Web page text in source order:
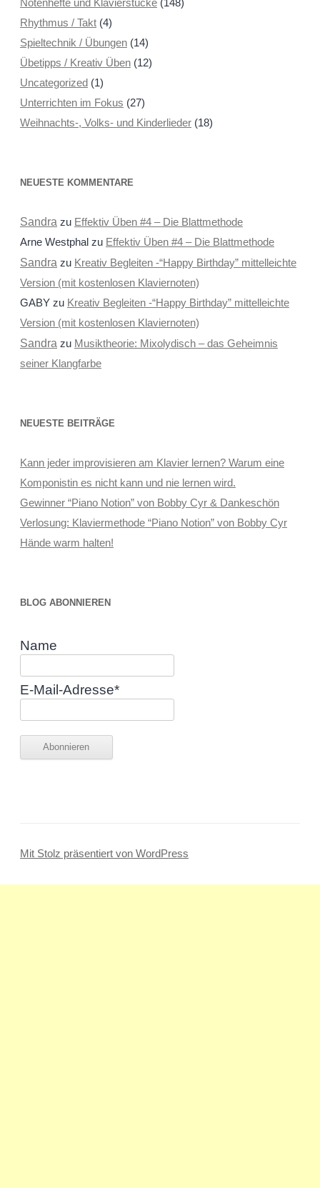
Rhythmus / Takt(4)
Spieltechnik / Übungen(14)
Übetipps / Kreativ Üben(12)
Uncategorized(1)
Unterrichten im Fokus (27)
Weihnachts-, Volks- und Kinderlieder(18)
NEUESTE KOMMENTARE
Sandrazu Effektiv Üben #4 – Die Blattmethode
Arne Westphal zu Effektiv Üben #4 – Die Blattmethode
Sandrazu Kreativ Begleiten -“Happy Birthday” mittelleichte
Version (mit kostenlosen Klaviernoten)
GABYzu Kreativ Begleiten -“Happy Birthday” mittelleichte
Version (mit kostenlosen Klaviernoten)
Sandrazu Musiktheorie: Mixolydisch – das Geheimnis
seiner Klangfarbe
NEUESTE BEITRÄGE
Kann jeder improvisieren am Klavier lernen? Warum eine
Komponistin es nicht kann und nie lernen wird.
Gewinner “Piano Notion” von Bobby Cyr & Dankeschön
Verlosung: Klaviermethode “Piano Notion” von Bobby Cyr
Hände warm halten!
BLOG ABONNIEREN
Name
E-Mail-Adresse*
Mit Stolz präsentiert von WordPress